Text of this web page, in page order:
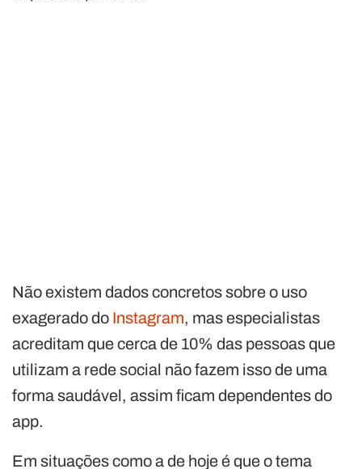
Não existem dados concretos sobre o uso
exagerado do Instagram, mas especialistas
acreditam que cerca de 10% das pessoas que
utilizam a rede social não fazem isso de uma
forma saudável, assim ficam dependentes do
app.
Em situações como a de hoje é que o tema